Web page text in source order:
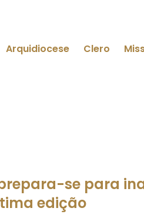
Arquidiocese Clero
se para
edição